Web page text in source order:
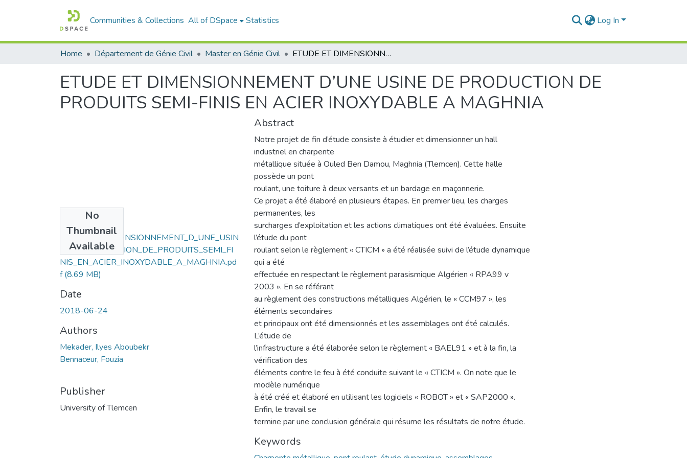
Communities & Collections All of DSpace Statistics Log In
Home Département de Génie Civil Master en Génie Civil ETUDE ET DIMENSIONNEMENT D’UNE USINE DE PRODUCTION DE PRODUITS SEMI-FINIS EN ACIER INOXYDABLE A MAGHNIA
ETUDE ET DIMENSIONNEMENT D’UNE USINE DE PRODUCTION DE
PRODUITS SEMI-FINIS EN ACIER INOXYDABLE A MAGHNIA
No
Thumbnail
Available
ETUDE_ET_DIMENSIONNEMENT_D_UNE_USIN
E_DE_PRODUCTION_DE_PRODUITS_SEMI_FI
NIS_EN_ACIER_INOXYDABLE_A_MAGHNIA.pd
f(8.69 MB)
Date
2018-06-24
Authors
Mekader, Ilyes Aboubekr
Bennaceur, Fouzia
Publisher
University of Tlemcen
Abstract
Notre projet de fin d’étude consiste à étudier et dimensionner un hall
industriel en charpente
métallique située à Ouled Ben Damou, Maghnia (Tlemcen). Cette halle
possède un pont
roulant, une toiture à deux versants et un bardage en maçonnerie.
Ce projet a été élaboré en plusieurs étapes. En premier lieu, les charges
permanentes, les
surcharges d’exploitation et les actions climatiques ont été évaluées. Ensuite
l’étude du pont
roulant selon le règlement « CTICM » a été réalisée suivi de l’étude dynamique
qui a été
effectuée en respectant le règlement parasismique Algérien « RPA99 v
2003 ». En se référant
au règlement des constructions métalliques Algérien, le « CCM97 », les
éléments secondaires
et principaux ont été dimensionnés et les assemblages ont été calculés.
L’étude de
l’infrastructure a été élaborée selon le règlement « BAEL91 » et à la fin, la
vérification des
éléments contre le feu à été conduite suivant le « CTICM ». On note que le
modèle numérique
à été créé et élaboré en utilisant les logiciels « ROBOT » et « SAP2000 ».
Enfin, le travail se
termine par une conclusion générale qui résume les résultats de notre étude.
Keywords